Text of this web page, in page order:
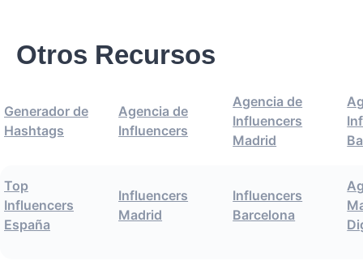
Otros Recursos
Generador de
Hashtags
Agencia de
Influencers
Agencia de
Influencers
Madrid
Top
Influencers
España
Influencers
Madrid
Influencers
Barcelona